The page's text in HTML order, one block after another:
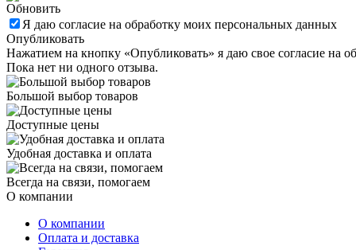
Обновить
Я даю согласие на обработку моих персональных данных
Опубликовать
Нажатием на кнопку «Опубликовать» я даю свое согласие на
Пока нет ни одного отзыва.
Большой выбор товаров
Доступные цены
Удобная доставка и оплата
Всегда на связи, помогаем
О компании
О компании
Оплата и доставка